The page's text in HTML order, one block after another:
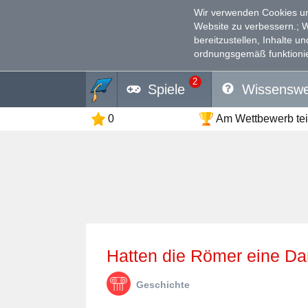
Wir verwenden Cookies
Website zu verbessern. ;
bereitzustellen, Inhalte
ordnungsgemäß
Spiele
2
0 Am Wettbewerb
Hatten die Römer eine
Geschichte